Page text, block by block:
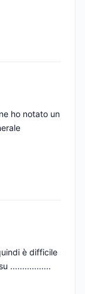
ho notato un
è difficile
.................